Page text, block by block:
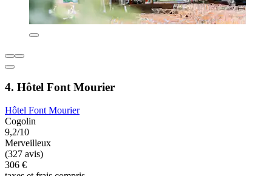
4. Hôtel Font Mourier
Hôtel Font Mourier
Cogolin
9,2/10
Merveilleux
(327 avis)
306 €